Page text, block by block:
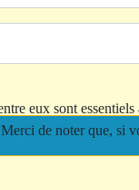
eux sont
de noter que, si